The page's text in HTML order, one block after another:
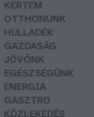
KERTEM
OTTHONUNK
HULLADÉK
GAZDASÁG
JÖVŐNK
EGÉSZSÉGÜNK
ENERGIA
GASZTRO
KÖZLEKEDÉS